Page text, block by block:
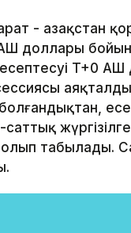
- Қазақстан
доллары
T+0
болып табылады.